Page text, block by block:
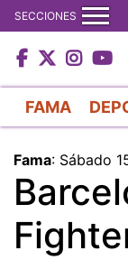
SECCIONES
FAMA
Fama: Sábado